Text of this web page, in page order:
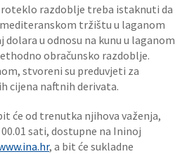
razdoblje treba istaknuti da
tržištu u laganom
dolara u odnosu na kunu u laganom
obračunsko razdoblje.
stvoreni su preduvjeti za
cijena naftnih derivata.
će od trenutka njihova važenja,
sati, dostupne na Ininoj
, a bit će sukladne